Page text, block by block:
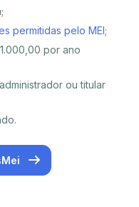
permitidas pelo MEI;
por ano
ou titular